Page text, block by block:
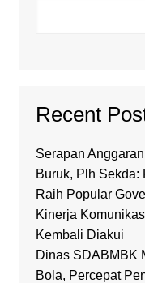
Recent
Serapan
Buruk, Plh
Raih Popular
Kinerja
Kembali Diakui
Dinas SDABMBK
Bola, Percepat